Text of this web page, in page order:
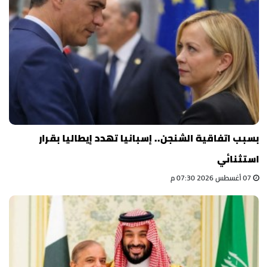
بسبب اتفاقية الشنجن.. إسبانيا تهدد إيطاليا بقرار
استثنائي